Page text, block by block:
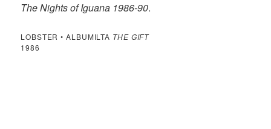
The Nights of Iguana 1986-90.
LOBSTER • ALBUMILTA THE GIFT
1986